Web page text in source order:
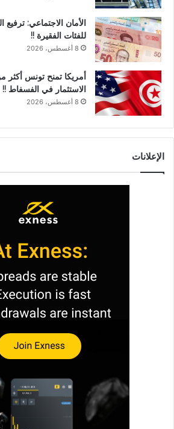
الأمان الاجتماعي: ترفيع
للفئات الفقيرة !!
8 أغسطس، 2026
الاستثمار في الفسفاط !!
8 أغسطس، 2026
الإعلانات